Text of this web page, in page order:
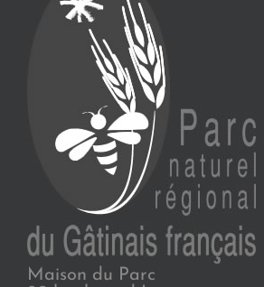
Maison du Parc